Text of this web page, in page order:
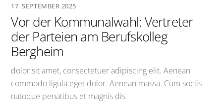
17. SEPTEMBER 2025
Vor der Kommunalwahl: Vertreter
der Parteien am Berufskolleg
Bergheim
dolor sit amet, consectetuer adipiscing elit. Aenean
commodo ligula eget dolor. Aenean massa. Cum sociis
natoque penatibus et magnis dis